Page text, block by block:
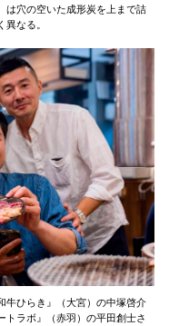
は穴の空いた成形炭を上まで詰
なる。
牛ひらき』（大宮）の中塚啓介
トラボ』（赤羽）の平田創士さ